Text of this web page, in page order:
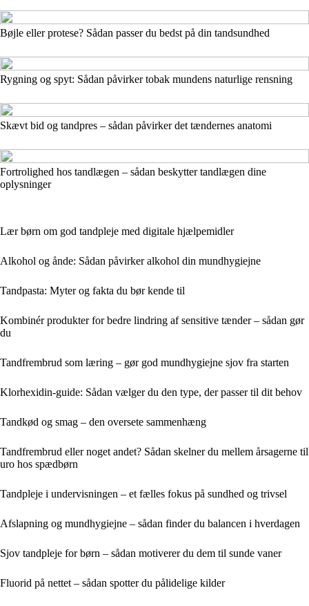
Bøjle eller protese? Sådan passer du bedst på din tandsundhed
Rygning og spyt: Sådan påvirker tobak mundens naturlige rensning
Skævt bid og tandpres – sådan påvirker det tændernes anatomi
Fortrolighed hos tandlægen – sådan beskytter tandlægen dine
oplysninger
Lær børn om god tandpleje med digitale hjælpemidler
Alkohol og ånde: Sådan påvirker alkohol din mundhygiejne
Tandpasta: Myter og fakta du bør kende til
Kombinér produkter for bedre lindring af sensitive tænder – sådan gør
du
Tandfrembrud som læring – gør god mundhygiejne sjov fra starten
Klorhexidin-guide: Sådan vælger du den type, der passer til dit behov
Tandkød og smag – den oversete sammenhæng
Tandfrembrud eller noget andet? Sådan skelner du mellem årsagerne til
uro hos spædbørn
Tandpleje i undervisningen – et fælles fokus på sundhed og trivsel
Afslapning og mundhygiejne – sådan finder du balancen i hverdagen
Sjov tandpleje for børn – sådan motiverer du dem til sunde vaner
Fluorid på nettet – sådan spotter du pålidelige kilder